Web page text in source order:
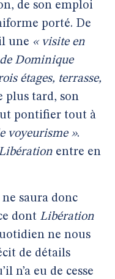
de son emploi
porté. De
une « visite en
Dominique
étages, terrasse,
plus tard, son
pontifier tout à
voyeurisme ».
entre en
saura donc
dont Libération
ne nous
de détails
n’a eu de cesse